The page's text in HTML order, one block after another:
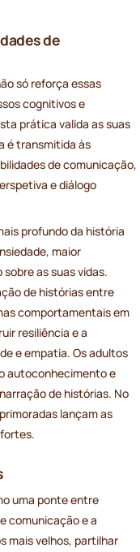
de
só reforça essas
cognitivos e
prática valida as suas
é transmitida às
de comunicação,
e diálogo
profundo da história
maior
as suas vidas.
de histórias entre
comportamentais em
resiliência e a
e empatia. Os adultos
autoconhecimento e
de histórias. No
lançam as
uma ponte entre
comunicação e a
mais velhos, partilhar